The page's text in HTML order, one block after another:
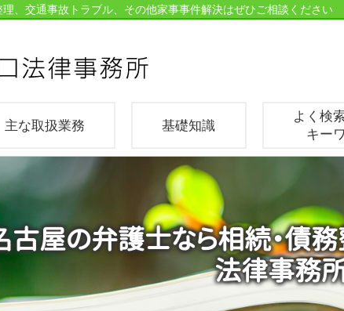
屋の弁護士なら相続・債
法律事務
、交通事故トラブル、その他家事事件解決はぜひご相談ください
主な取扱業務 基礎知識
よく検
キー